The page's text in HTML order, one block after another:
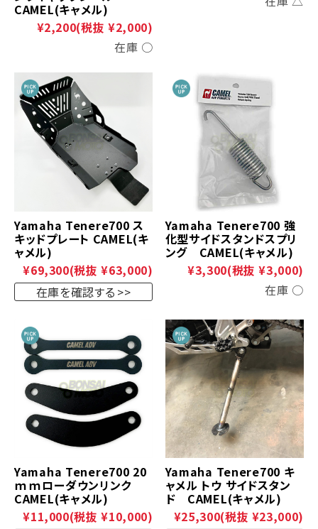
CAMEL(キャメル)
¥2,200(税抜 ¥2,000)
在庫 ○
Yamaha Tenere700 ス
キッドプレート CAMEL(キ
ャメル)
¥69,300(税抜 ¥63,000)
在庫を確認する
Yamaha Tenere700 強
化型サイドスタンドスプリ
ング CAMEL(キャメル)
¥3,300(税抜 ¥3,000)
在庫 ○
Yamaha Tenere700 20
ｍｍローダウンリンク
CAMEL(キャメル)
¥11,000(税抜 ¥10,000)
Yamaha Tenere700 キ
ャメル トウ サイドスタン
ド CAMEL(キャメル)
¥25,300(税抜 ¥23,000)